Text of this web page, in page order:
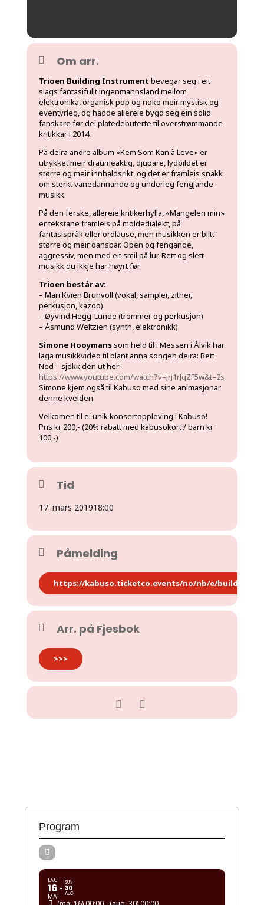
Om arr.
Trioen Building Instrument bevegar seg i eit
slags fantasifullt ingenmannsland mellom
elektronika, organisk pop og noko meir mystisk og
eventyrleg, og hadde allereie bygd seg ein solid
fanskare før dei platedebuterte til overstrømmande
kritikkar i 2014.
På deira andre album «Kem Som Kan å Leve» er
utrykket meir draumeaktig, djupare, lydbildet er
større og meir innhaldsrikt, og det er framleis snakk
om sterkt vanedannande og underleg fengjande
musikk.
På den ferske, allereie kritikerhylla, «Mangelen min»
er tekstane framleis på moldedialekt, på
fantasispråk eller ordlause, men musikken er blitt
større og meir dansbar. Open og fengande,
aggressiv, men med eit smil på lur. Rett og slett
musikk du ikkje har høyrt før.
Trioen består av:
– Mari Kvien Brunvoll (vokal, sampler, zither,
perkusjon, kazoo)
– Øyvind Hegg-Lunde (trommer og perkusjon)
– Åsmund Weltzien (synth, elektronikk).
Simone Hooymanssom held til i Messen i Ålvik har
laga musikkvideo til blant anna songen deira: Rett
Ned – sjekk den ut her:
https://www.youtube.com/watch?v=jrj1rJqZF5w&t=2s
Simone kjem også til Kabuso med sine animasjonar
denne kvelden.
Velkomen til ei unik konsertoppleving i Kabuso!
Pris kr 200,- (20% rabatt med kabusokort / barn kr
100,-)
Tid
17. mars 201918:00
Påmelding
https://kabuso.ticketco.events/no/nb/e/
Arr. på Fjesbok
>>>
Program
LAU
16
MAI
SUN
30
AUG